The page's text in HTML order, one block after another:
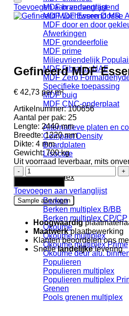
MDF brandvertragend
MDF vochtwerend MR
MDF door en door
Afwerkingen
MDF grondeerfolie
MDF prime
Milieuvriendelijk
MDF Fibralux NAF
MDF Zero
Specifieke toepassing
MDF buig
MDF CNC-onderplaat
Alternatieve platen en
Compact Density
Boardplaten
Lisocore
Multiplex
Berken
Berken multiplex B/BB
Berken multiplex CP/CP
Okoume
Okoume multiplex
Okoume multiplex Prime
Okoume deur alu.
Populieren
Populieren multiplex
Populieren multiplex
Grenen
Pools grenen multiplex
Toevoegen aan verlanglijst
Gefineerd MDF
€ 42,73 per m²
Artikelnummer: 100656
Aantal per pak: 25
Lengte: 2440 mm
Breedte: 1220 mm
Dikte: 4 mm
Gewicht: 700 kg
Uit voorraad leverbaar, mits
Gefineerd
MDF
Essen
Dosse
A/B
aantal
Toevoegen aan verlanglijst
Sample aanvragen
Hoogwaardig
Maatwerkplaatbewerking
Klanten beoordelen ons
Snellelandelijkelevering